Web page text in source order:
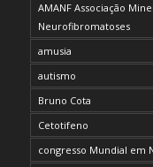
AMANF Associação
Neurofibromatoses
amusia
autismo
Bruno Cota
Cetotifeno
congresso Mundial em